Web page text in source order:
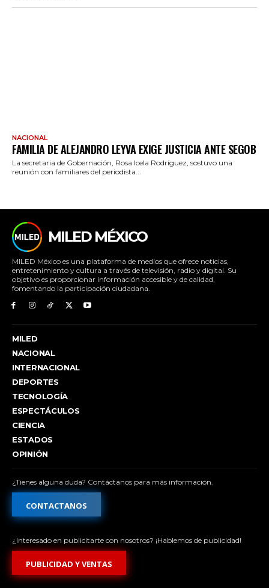
NACIONAL
FAMILIA DE ALEJANDRO LEYVA EXIGE JUSTICIA ANTE SEGOB
La secretaria de Gobernación, Rosa Icela Rodríguez, sostuvo una
reunión con familiares del periodista...
MILED MÉXICO
MILED México es una plataforma de medios que ofrece noticias,
entretenimiento y cultura a través de televisión, radio y digital. Su
objetivo es proporcionar información accesible y de calidad,
fomentando la participación ciudadana.
MILED
NACIONAL
INTERNACIONAL
DEPORTES
TECNOLOGÍA
ESPECTÁCULOS
CIENCIA
ESTADOS
OPINIÓN
¿Tienes alguna duda? Contáctanos para más información.
CONTACTANOS
¿Interesado en publicitarte con nosotros? ¡Hablemos de publicidad!
PUBLICIDAD Y VENTAS